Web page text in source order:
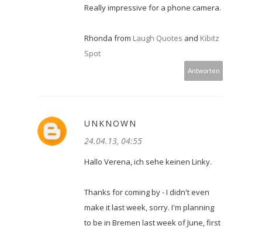
Really impressive for a phone camera.
Rhonda from Laugh Quotes and Kibitz
Spot
Antworten
UNKNOWN
24.04.13, 04:55
Hallo Verena, ich sehe keinen Linky.
Thanks for coming by - I didn't even
make it last week, sorry. I'm planning
to be in Bremen last week of June, first